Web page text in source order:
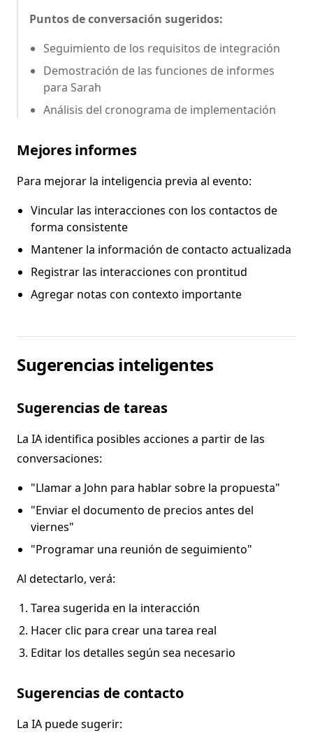
Puntos de conversación sugeridos:
Seguimiento de los requisitos de integración
Demostración de las funciones de informes
para Sarah
Análisis del cronograma de implementación
Mejores informes
Para mejorar la inteligencia previa al evento:
Vincular las interacciones con los contactos de
forma consistente
Mantener la información de contacto actualizada
Registrar las interacciones con prontitud
Agregar notas con contexto importante
Sugerencias inteligentes
Sugerencias de tareas
La IA identifica posibles acciones a partir de las
conversaciones:
"Llamar a John para hablar sobre la propuesta"
"Enviar el documento de precios antes del
viernes"
"Programar una reunión de seguimiento"
Al detectarlo, verá:
Tarea sugerida en la interacción
Hacer clic para crear una tarea real
Editar los detalles según sea necesario
Sugerencias de contacto
La IA puede sugerir: